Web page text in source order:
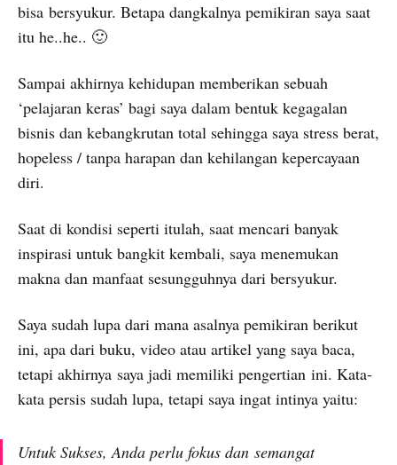
bisa bersyukur. Betapa dangkalnya pemikiran saya saat
itu he..he.. 🙂
Sampai akhirnya kehidupan memberikan sebuah
‘pelajaran keras’ bagi saya dalam bentuk kegagalan
bisnis dan kebangkrutan total sehingga saya stress berat,
hopeless / tanpa harapan dan kehilangan kepercayaan
diri.
Saat di kondisi seperti itulah, saat mencari banyak
inspirasi untuk bangkit kembali, saya menemukan
makna dan manfaat sesungguhnya dari bersyukur.
Saya sudah lupa dari mana asalnya pemikiran berikut
ini, apa dari buku, video atau artikel yang saya baca,
tetapi akhirnya saya jadi memiliki pengertian ini. Kata-
kata persis sudah lupa, tetapi saya ingat intinya yaitu:
Untuk Sukses, Anda perlu fokus dan semangat